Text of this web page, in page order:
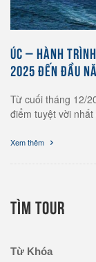
ÚC – HÀNH
2025 ĐẾN ĐẦU
Từ cuối tháng 12/
điểm tuyệt vời
Xem thêm
TÌM TOUR
Từ Khóa